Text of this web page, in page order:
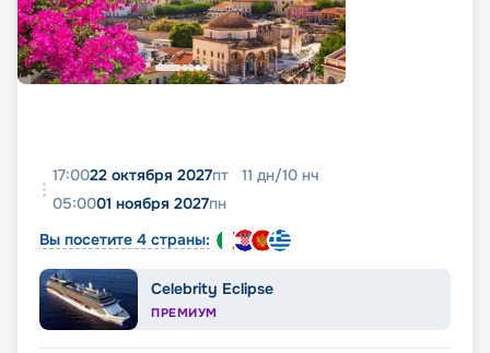
17:0022 октября 2027пт 11 дн/10 нч
05:0001 ноября 2027пн
Вы посетите 4 страны:
Celebrity Eclipse
ПРЕМИУМ